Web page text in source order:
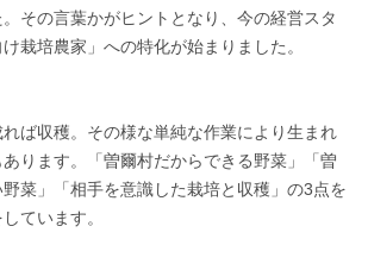
その言葉かがヒントとなり、今の経営スタ
栽培農家」への特化が始まりました。
ば収穫。その様な単純な作業により生まれ
ります。「曽爾村だからできる野菜」「曽
菜」「相手を意識した栽培と収穫」の3点を
ています。